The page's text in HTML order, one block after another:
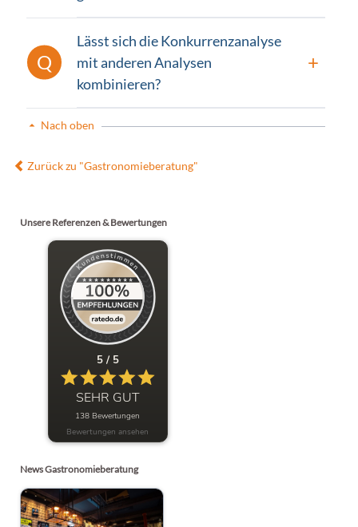
Lässt sich die Konkurrenzanalyse
mit anderen Analysen
kombinieren?
Nach oben
Zurück zu "Gastronomieberatung"
Unsere Referenzen & Bewertungen
5 / 5
SEHR GUT
138 Bewertungen
Bewertungen ansehen
News Gastronomieberatung